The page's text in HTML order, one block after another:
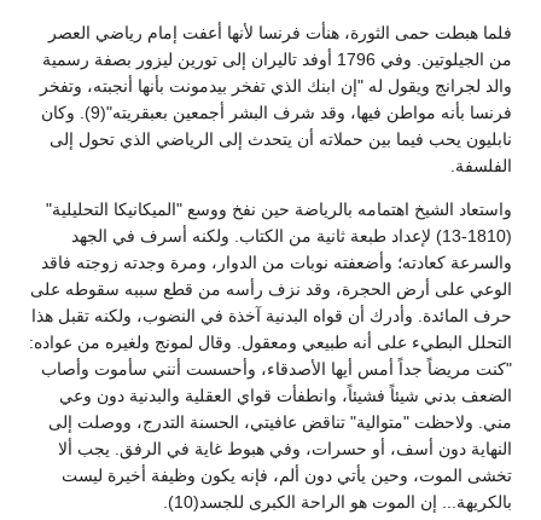
فلما هبطت حمى الثورة، هنأت فرنسا لأنها أعفت إمام رياضي العصر
من الجيلوتين. وفي 1796 أوفد تاليران إلى تورين ليزور بصفة رسمية
والد لجرانج ويقول له "إن ابنك الذي تفخر بيدمونت بأنها أنجبته، وتفخر
فرنسا بأنه مواطن فيها، وقد شرف البشر أجمعين بعبقريته"(9). وكان
نابليون يحب فيما بين حملاته أن يتحدث إلى الرياضي الذي تحول إلى
الفلسفة.
واستعاد الشيخ اهتمامه بالرياضة حين نفخ ووسع "الميكانيكا التحليلية"
(1810-13) لإعداد طبعة ثانية من الكتاب. ولكنه أسرف في الجهد
والسرعة كعادته؛ وأضعفته نوبات من الدوار، ومرة وجدته زوجته فاقد
الوعي على أرض الحجرة، وقد نزف رأسه من قطع سببه سقوطه على
حرف المائدة. وأدرك أن قواه البدنية آخذة في النضوب، ولكنه تقبل هذا
التحلل البطيء على أنه طبيعي ومعقول. وقال لمونج ولغيره من عواده:
"كنت مريضاً جداً أمس أيها الأصدقاء، وأحسست أنني سأموت وأصاب
الضعف بدني شيئاً فشيئاً، وانطفأت قواي العقلية والبدنية دون وعي
مني. ولاحظت "متوالية" تناقض عافيتي، الحسنة التدرج، ووصلت إلى
النهاية دون أسف، أو حسرات، وفي هبوط غاية في الرفق. يجب ألا
تخشى الموت، وحين يأتي دون ألم، فإنه يكون وظيفة أخيرة ليست
بالكريهة... إن الموت هو الراحة الكبرى للجسد(10).